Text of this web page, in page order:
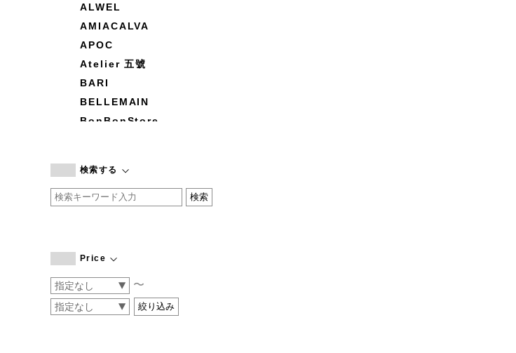
ALWEL
AMIACALVA
APOC
Atelier 五號
BARI
BELLEMAIN
BonBonStore
by basics
CATWORTH
COGTHEBIGSMOKE
CONVERSE
DEAN & DELUCA
検索する
Price
〜